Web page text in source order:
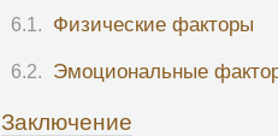
Физические факторы
Эмоциональные
Заключение